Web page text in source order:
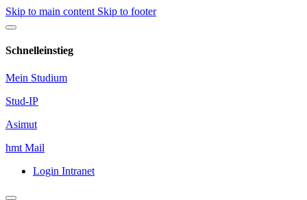
Skip to main content Skip to footer
Schnelleinstieg
Mein Studium
Stud-IP
Asimut
hmt Mail
Login Intranet